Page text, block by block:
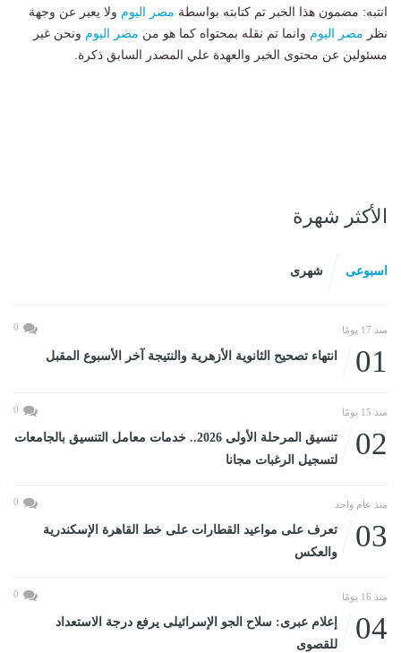
انتبه: مضمون هذا الخبر تم كتابته بواسطة مصر اليوم ولا يعبر عن وجهة
نظر مصر اليوم وانما تم نقله بمحتواه كما هو من مصر اليوم ونحن غير
مسئولين عن محتوى الخبر والعهدة علي المصدر السابق ذكرة.
الأكثر شهرة
اسبوعى شهرى
منذ 17 يومًا 0
01 انتهاء تصحيح الثانوية الأزهرية والنتيجة آخر الأسبوع المقبل
منذ 15 يومًا 0
02
تنسيق المرحلة الأولى 2026.. خدمات معامل التنسيق بالجامعات
لتسجيل الرغبات مجانا
منذ عام واحد 0
03
تعرف على مواعيد القطارات على خط القاهرة الإسكندرية
والعكس
منذ 16 يومًا 0
04
إعلام عبرى: سلاح الجو الإسرائيلى يرفع درجة الاستعداد
للقصوى